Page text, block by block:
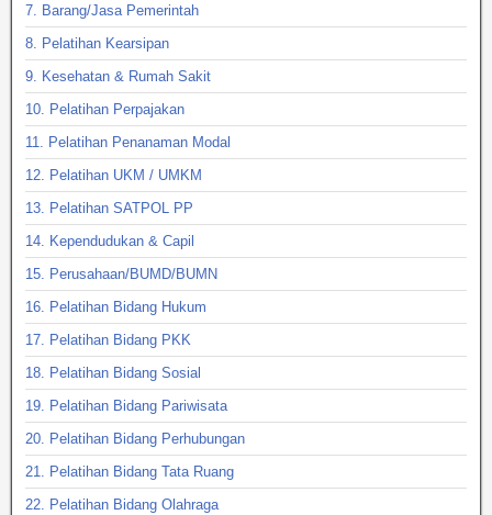
7. Barang/Jasa Pemerintah
8. Pelatihan Kearsipan
9. Kesehatan & Rumah Sakit
10. Pelatihan Perpajakan
11. Pelatihan Penanaman Modal
12. Pelatihan UKM / UMKM
13. Pelatihan SATPOL PP
14. Kependudukan & Capil
15. Perusahaan/BUMD/BUMN
16. Pelatihan Bidang Hukum
17. Pelatihan Bidang PKK
18. Pelatihan Bidang Sosial
19. Pelatihan Bidang Pariwisata
20. Pelatihan Bidang Perhubungan
21. Pelatihan Bidang Tata Ruang
22. Pelatihan Bidang Olahraga